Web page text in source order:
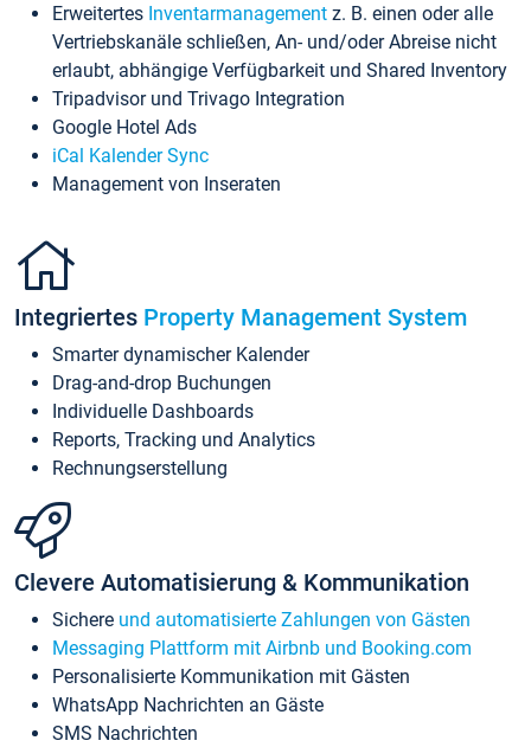
Erweitertes Inventarmanagement z. B. einen oder alle
Vertriebskanäle schließen, An- und/oder Abreise nicht
erlaubt, abhängige Verfügbarkeit und Shared Inventory
Tripadvisor und Trivago Integration
Google Hotel Ads
iCal Kalender Sync
Management von Inseraten
Integriertes Property Management System
Smarter dynamischer Kalender
Drag-and-drop Buchungen
Individuelle Dashboards
Reports, Tracking und Analytics
Rechnungserstellung
Clevere Automatisierung & Kommunikation
Sichere und automatisierte Zahlungen von Gästen
Messaging Plattform mit Airbnb und Booking.com
Personalisierte Kommunikation mit Gästen
WhatsApp Nachrichten an Gäste
SMS Nachrichten